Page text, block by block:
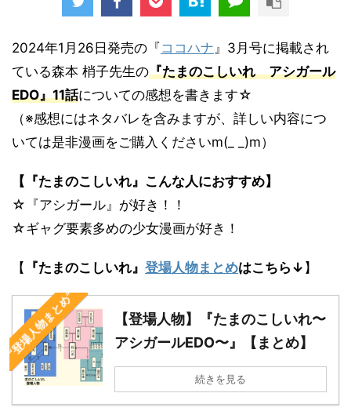
2024年1月26日発売の『ココハナ』3月号に掲載され
ている森本 梢子先生の『たまのこしいれ アシガール
EDO』11話についての感想を書きます☆
（※感想にはネタバレを含みますが、詳しい内容につ
いては是非漫画をご購入くださいm(_ _)m）
【『たまのこしいれ』こんな人におすすめ】
☆『アシガール』が好き！！
☆ギャグ要素多めの少女漫画が好き！
【 『たまのこしいれ』 登場人物まとめはこちら↓ 】
“登場人物まとめ”
【登場人物】『たまのこしいれ〜
アシガールEDO〜』【まとめ】
続きを見る